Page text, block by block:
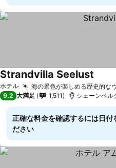
ホテル 海の景色が楽しめる歴史的な
Strandvilla Seelust
9.2 大満足 1,511 シェーンベル
正確な料金を確認するには日付
ださい